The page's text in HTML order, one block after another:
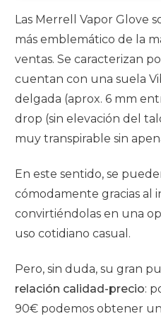
Las Merrell Vapor Glove
más emblemático de la
ventas. Se caracterizan
cuentan con una suela
delgada (aprox. 6 mm
drop (sin elevación del
muy transpirable sin
En este sentido, se
cómodamente gracias al
convirtiéndolas en una
uso cotidiano casual.
Pero, sin duda, su gran
relación calidad-precio:
90€ podemos obtener